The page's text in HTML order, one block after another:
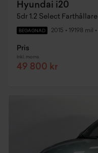
Hyundai i20
5dr 1.2 Select Farthållare
BEGAGNAD 2015 • 19198 mil •
Pris
Inkl. moms
49 800 kr